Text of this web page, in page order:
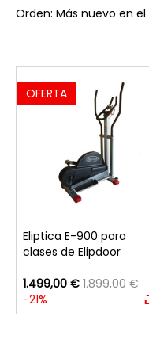
Orden: Más nuevo en
OFERTA
Eliptica E-900 para
clases de Elipdoor
1.499,00 € 1.899,00 €
-21%